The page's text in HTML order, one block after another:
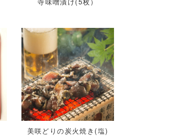
美咲どりの炭火焼き(塩)